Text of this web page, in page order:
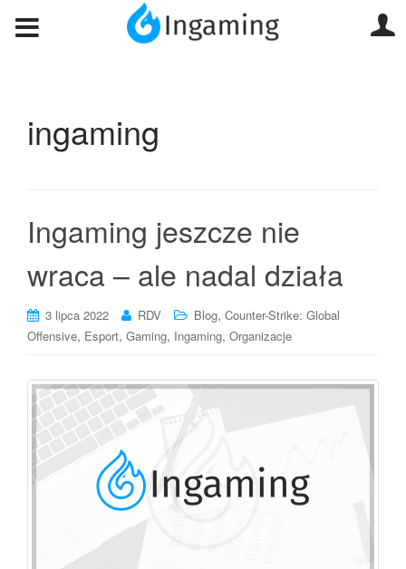
ingaming
Ingaming jeszcze nie
wraca – ale nadal działa
3 lipca 2022 RDV Blog, Counter-Strike: Global
Offensive, Esport, Gaming, Ingaming, Organizacje